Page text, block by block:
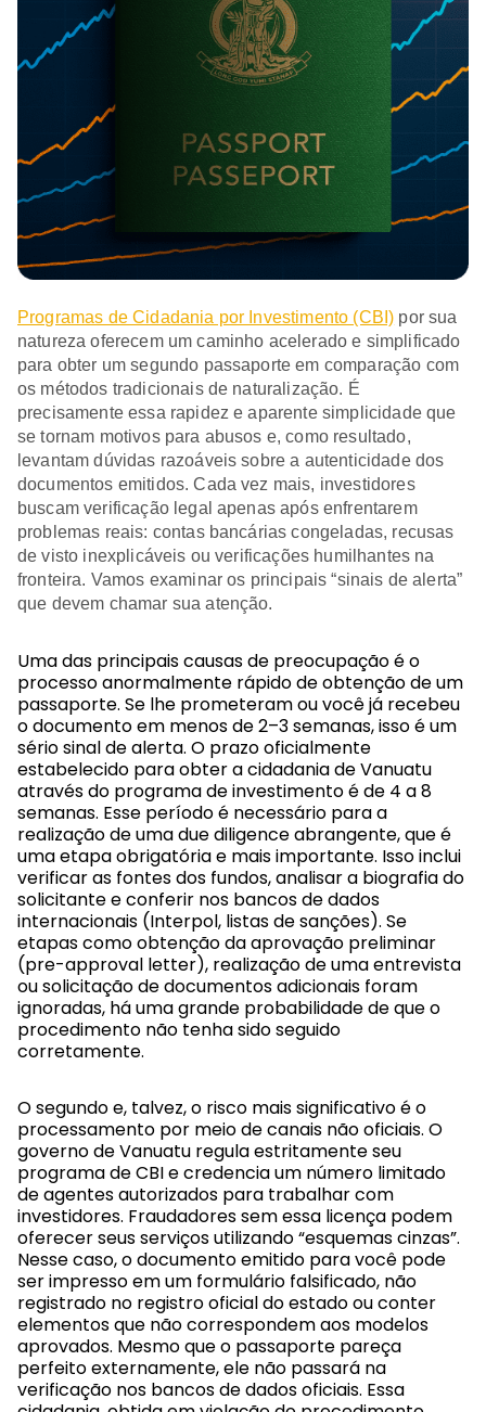
Programas de Cidadania por Investimento (CBI) por sua
natureza oferecem um caminho acelerado e simplificado
para obter um segundo passaporte em comparação com
os métodos tradicionais de naturalização. É
precisamente essa rapidez e aparente simplicidade que
se tornam motivos para abusos e, como resultado,
levantam dúvidas razoáveis sobre a autenticidade dos
documentos emitidos. Cada vez mais, investidores
buscam verificação legal apenas após enfrentarem
problemas reais: contas bancárias congeladas, recusas
de visto inexplicáveis ou verificações humilhantes na
fronteira. Vamos examinar os principais “sinais de alerta”
que devem chamar sua atenção.
Uma das principais causas de preocupação é o
processo anormalmente rápido de obtenção de um
passaporte. Se lhe prometeram ou você já recebeu
odocumentoem menos de 2–3 semanas, isso é um
sério sinal de alerta. O prazo oficialmente
estabelecido para obter a cidadania de Vanuatu
através do programa de investimento é de 4 a 8
semanas. Esse período é necessário para a
realização de uma due diligence abrangente, que é
uma etapa obrigatória e mais importante. Isso inclui
verificar as fontes dos fundos, analisar a biografia do
solicitante e conferir nos bancos de dados
internacionais (Interpol, listas de sanções). Se
etapas como obtenção da aprovação preliminar
(pre-approval letter), realização de uma entrevista
ou solicitação de documentos adicionais foram
ignoradas, há uma grande probabilidade de que o
procedimento não tenha sido seguido
corretamente.
O segundo e, talvez, o risco mais significativo é o
processamento por meio de canais não oficiais. O
governo de Vanuatu regula estritamente seu
programa de CBI e credencia um número limitado
de agentes autorizados para trabalhar com
investidores. Fraudadores sem essa licença podem
oferecer seus serviços utilizando “esquemas cinzas”.
Nesse caso, o documento emitido para você pode
ser impresso em um formulário falsificado, não
registrado no registro oficial do estado ou conter
elementos que não correspondem aos modelos
aprovados. Mesmo que o passaporte pareça
perfeito externamente, ele não passará na
verificação nos bancos de dados oficiais. Essa